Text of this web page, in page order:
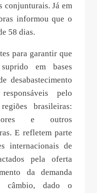
conjunturais. Já em
informou que o
58 dias.
para garantir que
em bases
desabastecimento
pelo
brasileiras:
e outros
E refletem parte
internacionais de
pela oferta
da demanda
dado o